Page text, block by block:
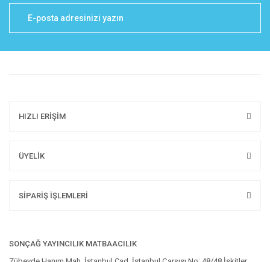
HIZLI ERİŞİM
ÜYELİK
SİPARİŞ İŞLEMLERİ
SONÇAĞ YAYINCILIK MATBAACILIK